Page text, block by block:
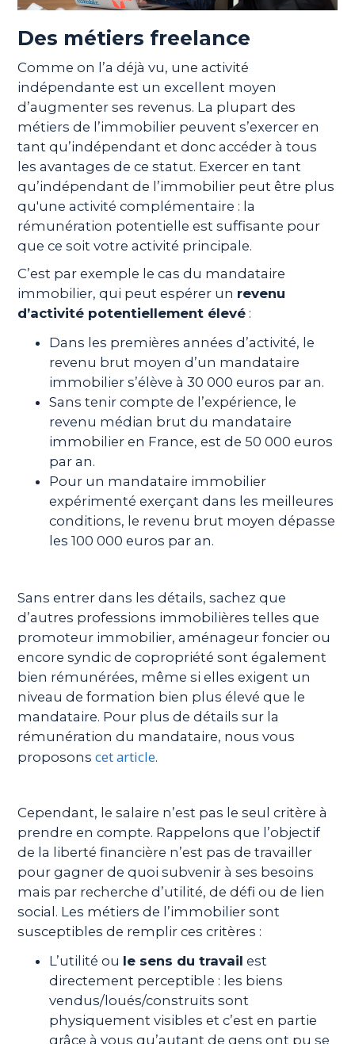
Des métiers freelance
Comme on l’a déjà vu, une activité
indépendante est un excellent moyen
d’augmenter ses revenus. La plupart des
métiers de l’immobilier peuvent s’exercer en
tant qu’indépendant et donc accéder à tous
les avantages de ce statut. Exercer en tant
qu’indépendant de l’immobilier peut être plus
qu'une activité complémentaire : la
rémunération potentielle est suffisante pour
que ce soit votre activité principale.
C’est par exemple le cas du mandataire
immobilier, qui peut espérer un revenu
d’activité potentiellement élevé :
Dans les premières années d’activité, le
revenu brut moyen d’un mandataire
immobilier s’élève à 30 000 euros par an.
Sans tenir compte de l’expérience, le
revenu médian brut du mandataire
immobilier en France, est de 50 000 euros
par an.
Pour un mandataire immobilier
expérimenté exerçant dans les meilleures
conditions, le revenu brut moyen dépasse
les 100 000 euros par an.
Sans entrer dans les détails, sachez que
d’autres professions immobilières telles que
promoteur immobilier, aménageur foncier ou
encore syndic de copropriété sont également
bien rémunérées, même si elles exigent un
niveau de formation bien plus élevé que le
mandataire. Pour plus de détails sur la
rémunération du mandataire, nous vous
proposonscet article.
Cependant, le salaire n’est pas le seul critère à
prendre en compte. Rappelons que l’objectif
de la liberté financière n’est pas de travailler
pour gagner de quoi subvenir à ses besoins
mais par recherche d’utilité, de défi ou de lien
social. Les métiers de l’immobilier sont
susceptibles de remplir ces critères :
L’utilité ou le sens du travail est
directement perceptible : les biens
vendus/loués/construits sont
physiquement visibles et c’est en partie
grâce à vous qu’autant de gens ont pu se